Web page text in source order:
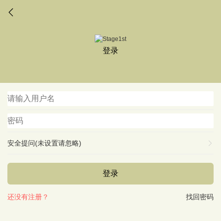
登录
安全提问(未设置请忽略)
登录
找回密码
还没有注册？